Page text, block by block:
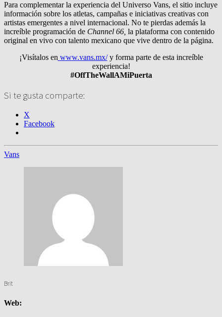
Para complementar la experiencia del Universo Vans, el sitio incluye
información sobre los atletas, campañas e iniciativas creativas con
artistas emergentes a nivel internacional. No te pierdas además la
increíble programación de Channel 66, la plataforma con contenido
original en vivo con talento mexicano que vive dentro de la página.
¡Visítalos enwww.vans.mx/y forma parte de esta increíble
experiencia!
#OffTheWallAMiPuerta
Si te gusta comparte:
X
Facebook
Vans
Brit
Web: